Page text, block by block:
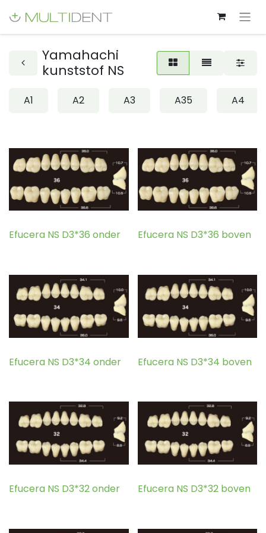
Yamahachi
kunststof NS
A1 A2 A3 A35 A4
Efucera NS D3*36 onder Efucera NS D3*36 boven
Efucera NS D3*34 onder Efucera NS D3*34 boven
Efucera NS D3*32 onder Efucera NS D3*32 boven